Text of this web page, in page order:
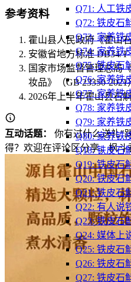
Q71: 人工铁
Q72: 铁皮石
Q73: 家养铁
Q74: 家养铁
Q75: 铁皮石
Q76: 家养铁
Q77: 家养铁
Q78: 家养铁
Q79: 家养铁
Q80: 家养铁
Q18: 铁皮石
Q19: 铁皮石
Q20: 铁皮石
Q21: 铁皮石
Q22: 有人说
Q23: 铁皮石
Q24: 媒体上
Q25: 铁皮石
Q26: 铁皮石
Q27: 铁皮石
参考资料
霍山县人民政府《霍山
安徽省地方标准 DB34/T
国家市场监督管理总局
妆品》（GB 23350-2021
2026年上半年霍山县石
互动话题：
你有过什么送礼"
得？欢迎在评论区分享，枫斗